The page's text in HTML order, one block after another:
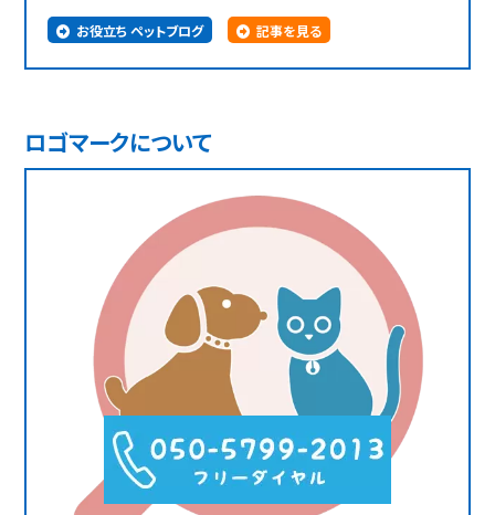
お役立ち ペットブログ 記事を見る
ロゴマークについて